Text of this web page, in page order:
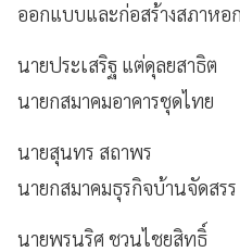
ออกแบบและก่อสร้างสภาหอ
นายประเสริฐ แต่ดุลยสาธิต
นายกสมาคมอาคารชุดไทย
นายสุนทร สถาพร
นายกสมาคมธุรกิจบ้านจัดสรร
นายพรนริศ ชวนไชยสิทธิ์